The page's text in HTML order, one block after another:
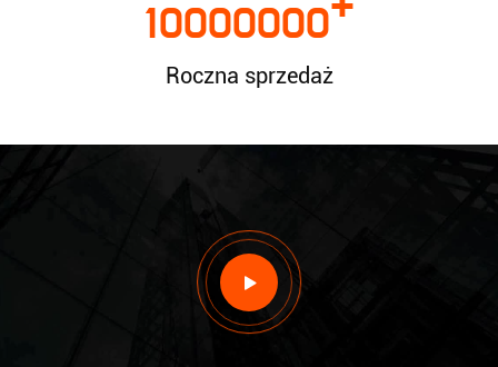
10000000
Roczna sprzedaż